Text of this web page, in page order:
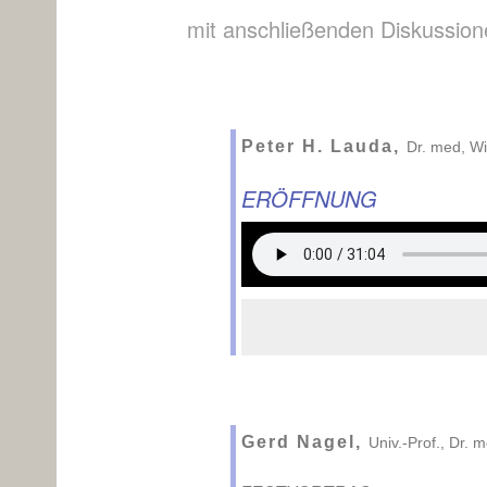
mit anschließenden
Peter H. Lauda, Dr. med,
ERÖFFNUNG
Gerd Nagel, Univ.-Prof., Dr.